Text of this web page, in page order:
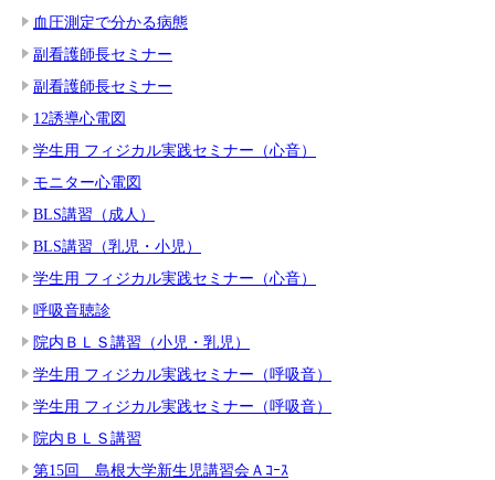
血圧測定で分かる病態
副看護師長セミナー
副看護師長セミナー
12誘導心電図
学生用 フィジカル実践セミナー（心音）
モニター心電図
BLS講習（成人）
BLS講習（乳児・小児）
学生用 フィジカル実践セミナー（心音）
呼吸音聴診
院内ＢＬＳ講習（小児・乳児）
学生用 フィジカル実践セミナー（呼吸音）
学生用 フィジカル実践セミナー（呼吸音）
院内ＢＬＳ講習
第15回 島根大学新生児講習会Ａｺｰｽ